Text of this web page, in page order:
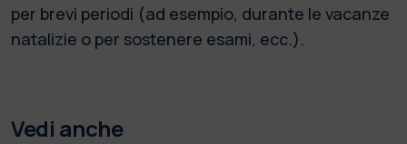
per brevi periodi (ad esempio, durante le vacanze
natalizie o per sostenere esami, ecc.).
Vedi anche